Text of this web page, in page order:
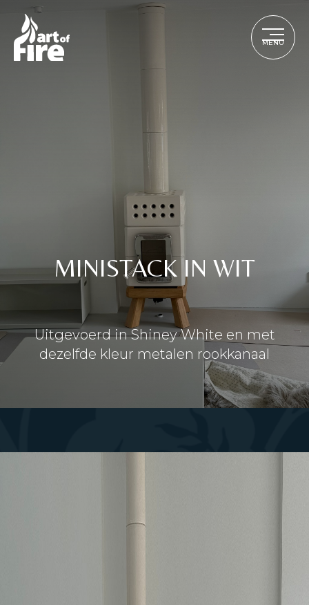
MENU
MINISTACK IN WIT
Uitgevoerd in Shiney White en met
dezelfde kleur metalen rookkanaal